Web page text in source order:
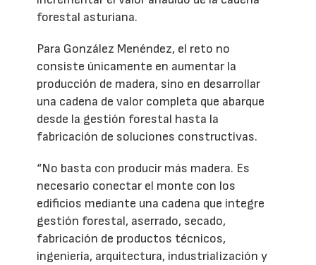
forestal asturiana.
Para González Menéndez, el reto no
consiste únicamente en aumentar la
producción de madera, sino en desarrollar
una cadena de valor completa que abarque
desde la gestión forestal hasta la
fabricación de soluciones constructivas.
“No basta con producir más madera. Es
necesario conectar el monte con los
edificios mediante una cadena que integre
gestión forestal, aserrado, secado,
fabricación de productos técnicos,
ingeniería, arquitectura, industrialización y